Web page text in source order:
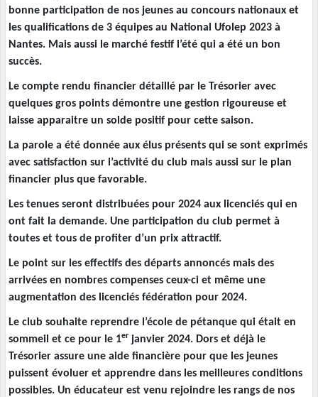
bonne participation de nos jeunes au concours nationaux et
les qualifications de 3 équipes au National Ufolep 2023 à
Nantes. Mais aussi le marché festif l’été qui a été un bon
succès.
Le compte rendu financier détaillé par le Trésorier avec
quelques gros points démontre une gestion rigoureuse et
laisse apparaitre un solde positif pour cette saison.
La parole a été donnée aux élus présents qui se sont exprimés
avec satisfaction sur l’activité du club mais aussi sur le plan
financier plus que favorable.
Les tenues seront distribuées pour 2024 aux licenciés qui en
ont fait la demande. Une participation du club permet à
toutes et tous de profiter d’un prix attractif.
Le point sur les effectifs des départs annoncés mais des
arrivées en nombres compenses ceux-ci et même une
augmentation des licenciés fédération pour 2024.
Le club souhaite reprendre l’école de pétanque qui était en
sommeil et ce pour le 1er janvier 2024. Dors et déjà le
Trésorier assure une aide financière pour que les jeunes
puissent évoluer et apprendre dans les meilleures conditions
possibles. Un éducateur est venu rejoindre les rangs de nos